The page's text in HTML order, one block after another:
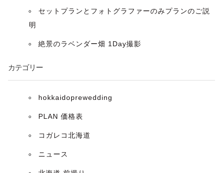
ン
セットプランとフォトグラファーのみプランのご説
明
絶景のラベンダー畑 1Day撮影
カテゴリー
hokkaidoprewedding
PLAN 価格表
コガレコ北海道
ニュース